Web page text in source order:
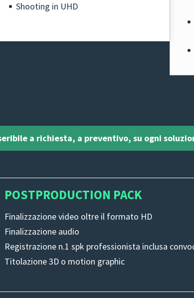
Shooting in UHD
a richiesta, a preventivo, su ogni
POSTPRODUCTION PACK
Finalizzazione video oltre il formato HD
Finalizzazione audio
Registrazione n.1 spk professionista inclusa
Titolazione 3D o motion graphic